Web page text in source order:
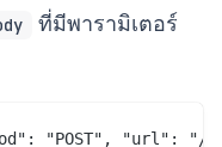
ที่มีพารามิเตอร์
"POST", "url":